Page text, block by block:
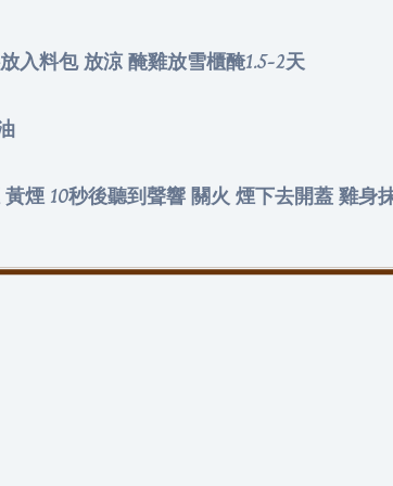
入料包 放涼 醃雞放雪櫃醃1.5-2天
煙 10秒後聽到聲響 關火 煙下去開蓋 雞身